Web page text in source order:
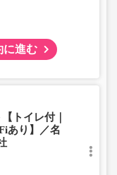
に進む
トイレ付｜
あり】／名